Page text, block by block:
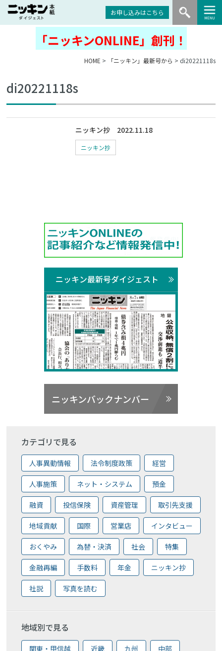
お申し込みはこちら
「ニッキンONLINE」創刊！
HOME > 「ニッキン」最新号から > di20221118s
di20221118s
ニッキン抄 2022.11.18
ニッキン抄
ニッキン最新号ダイジェスト
ニッキンバックナンバー
カテゴリで見る
人事異動情報 法令制度政策 経営
人事施策 ネット・システム 預金
融資 投信保険 資産管理 取引先支援
地域貢献 国際 営業店 インタビュー
おくやみ 為替・決済 社会 特集
金融再編 手数料 年金 ニッキン抄
社説 写真を読む
地域別で見る
関東・甲信越 近畿 九州 中部